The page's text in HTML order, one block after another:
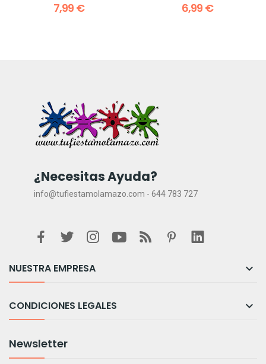
7,99 € 6,99 €
¿Necesitas Ayuda?
info@tufiestamolamazo.com - 644 783 727
NUESTRA EMPRESA 
CONDICIONES LEGALES 
Newsletter